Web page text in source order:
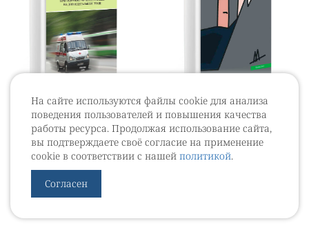
На сайте используются файлы cookie для анализа
поведения пользователей и повышения качества
работы ресурса. Продолжая использование сайта,
вы подтверждаете своё согласие на применение
cookie в соответствии с нашей политикой.
Согласен
Оказание
экстренной
помощи при
задержке
мочеиспускания
догоспитальном
Тазовые
расстройства у
мужчин